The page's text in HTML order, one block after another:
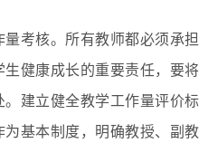
考核。所有教师都必须承担
健康成长的重要责任，要将
建立健全教学工作量评价标
基本制度，明确教授、副教